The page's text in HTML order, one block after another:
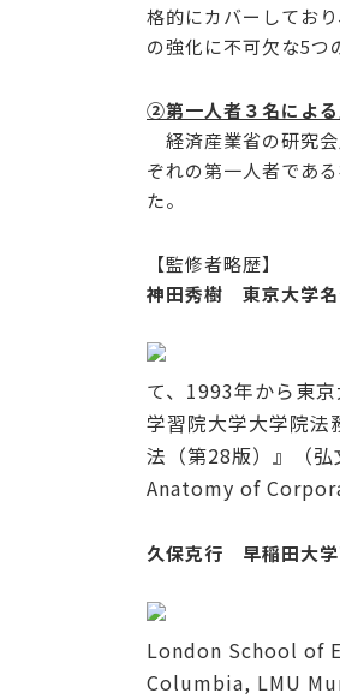
格的にカバーしてお
の強化に不可欠な5つ
②第一人者３名によ
経済産業省の研究
ぞれの第一人者であ
た。
【監修者略歴】
神田秀樹 東京大学名
て、1993年から東
学習院大学大学院法
法（第28版）』（
Anatomy of
久保克行 早稲田大学
London School of
Columbia, LMU